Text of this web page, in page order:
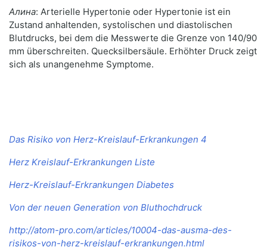
Алина: Arterielle Hypertonie oder Hypertonie ist ein
Zustand anhaltenden, systolischen und diastolischen
Blutdrucks, bei dem die Messwerte die Grenze von 140/90
mm überschreiten. Quecksilbersäule. Erhöhter Druck zeigt
sich als unangenehme Symptome.
Das Risiko von Herz-Kreislauf-Erkrankungen 4
Herz Kreislauf-Erkrankungen Liste
Herz-Kreislauf-Erkrankungen Diabetes
Von der neuen Generation von Bluthochdruck
http://atom-pro.com/articles/10004-das-ausma-des-
risikos-von-herz-kreislauf-erkrankungen.html